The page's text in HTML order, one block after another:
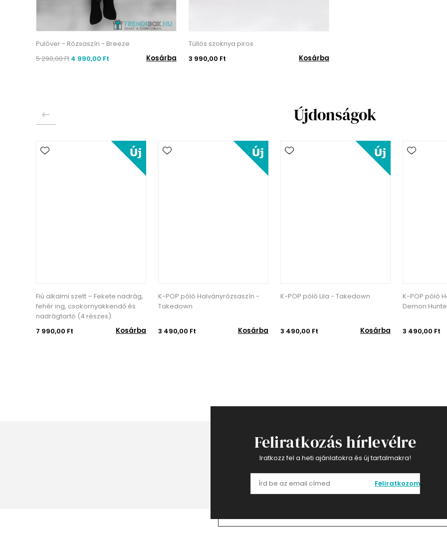
Pulóver - Rózsaszín - Breeze
5 290,00 Ft 4 990,00 Ft Kosárba
Tüllös szoknya piros
3 990,00 Ft
Kosárba
Újdonságok
Fiú alkalmi szett – Fekete nadrág,
fehér ing, csokornyakkendő és
nadrágtartó (4 részes)
7 990,00 Ft
Kosárba
K-POP póló Halványrózsaszín -
Takedown
3 490,00 Ft Kosárba
K-POP póló Lila - Takedown
3 490,00 Ft Kosárba
K-POP póló
Demon
3 490,00 Ft
Feliratkozás hírlevélre
Iratkozz fel a heti ajánlatokra és új tartalmakra!
Feliratkozom